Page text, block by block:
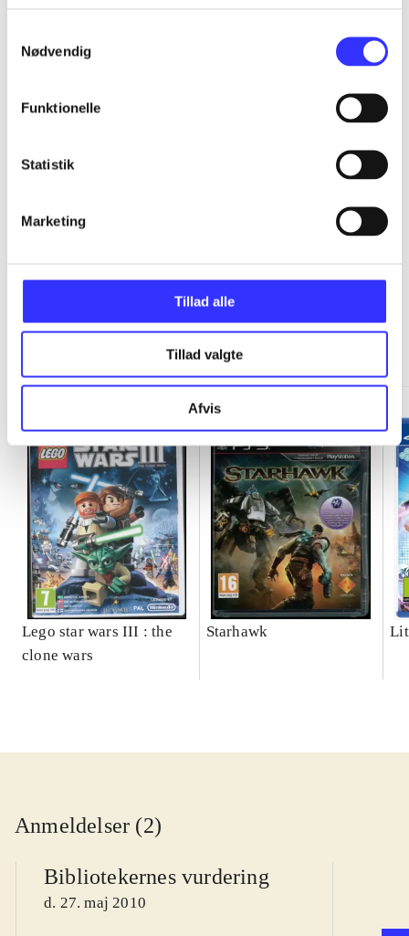
Nødvendig
Funktionelle
Statistik
Marketing
Tillad alle
Tillad valgte
Afvis
Minder om
Lego star wars III : the
clone wars
Starhawk
Anmeldelser (2)
Bibliotekernes vurdering
d. 27. maj 2010